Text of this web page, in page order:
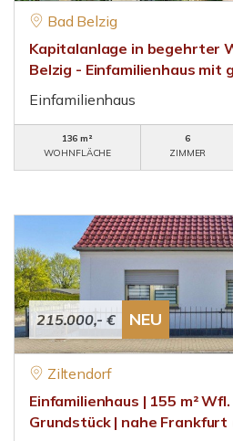
Bad Belzig
Kapitalanlage in begehrter
Belzig - Einfamilienhaus mit
Einfamilienhaus
136 m²
WOHNFLÄCHE
6
ZIMMER
215.000,- € NEU
Ziltendorf
Einfamilienhaus | 155 m²
Grundstück | nahe Frankfurt